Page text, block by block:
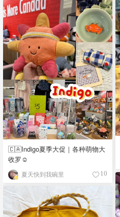
🇨🇦Indigo夏季大促｜各种萌物大
收罗☺️
夏天快到我碗里 10